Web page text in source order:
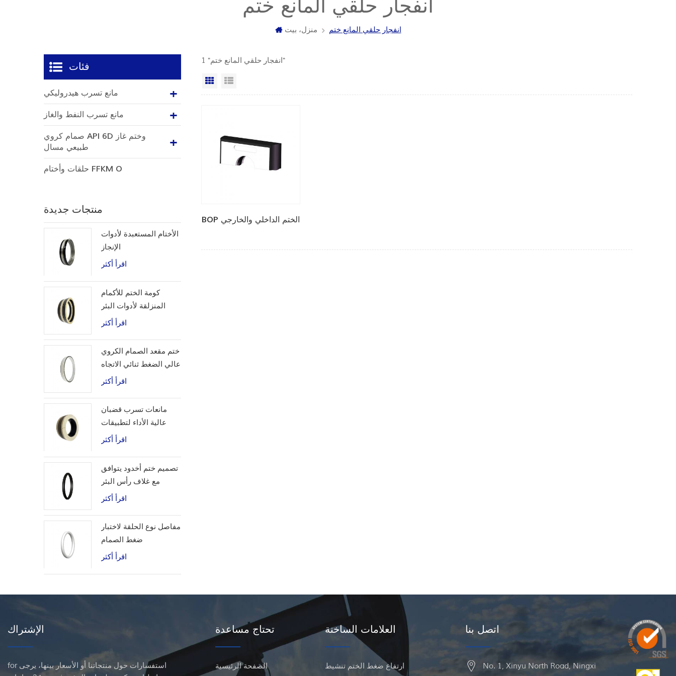
انفجار حلقي المانع ختم
منزل، بيت انفجار حلقي المانع ختم
1 "انفجار حلقي المانع ختم"
عرض شبكي
BOP الختم الداخلي والخارجي
فئات
مانع تسرب هيدروليكي
مانع تسرب النفط والغاز
صمام كروي API 6D وختم غاز
طبيعي مسال
حلقات وأختام FFKM O
منتجات جديدة
الأختام المستعبدة لأدوات
الإنجاز
اقرأ أكثر
كومة الختم للأكمام
المنزلقة لأدوات البئر
اقرأ أكثر
ختم مقعد الصمام الكروي
عالي الضغط ثنائي الاتجاه
اقرأ أكثر
مانعات تسرب قضبان
عالية الأداء لتطبيقات
الهيدروجين
اقرأ أكثر
تصميم ختم أخدود يتوافق
مع غلاف رأس البئر
اقرأ أكثر
مفاصل نوع الحلقة لاختبار
ضغط الصمام
اقرأ أكثر
الإشتراك
for استفسارات حول منتجاتنا أو الأسعار بينها، يرجى
تحتاج مساعدة
الصفحة الرئيسية
العلامات الساخنة
ارتفاع ضغط الختم تنشيط
اتصل بنا
No. 1, Xinyu North Road, Ningxi